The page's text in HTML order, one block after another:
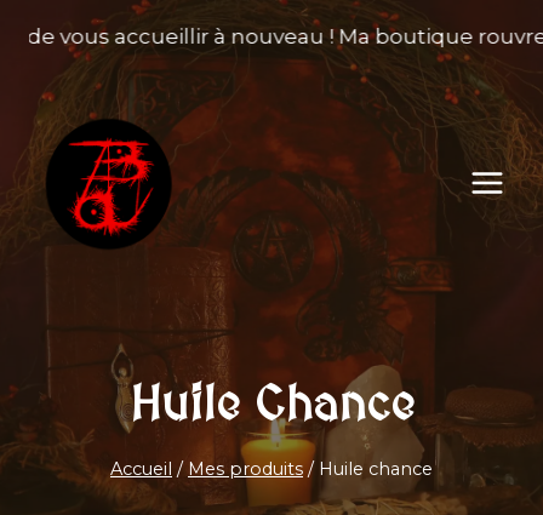
de vous accueillir à nouveau ! Ma boutique
Huile Chance
Accueil / Mes produits / Huile chance